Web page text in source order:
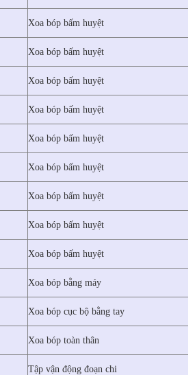
Xoa bóp bấm huyệt
Xoa bóp bấm huyệt
Xoa bóp bấm huyệt
Xoa bóp bấm huyệt
Xoa bóp bấm huyệt
Xoa bóp bấm huyệt
Xoa bóp bấm huyệt
Xoa bóp bấm huyệt
Xoa bóp bấm huyệt
Xoa bóp bằng máy
Xoa bóp cục bộ bằng tay
Xoa bóp toàn thân
Tập vận động đoạn chi